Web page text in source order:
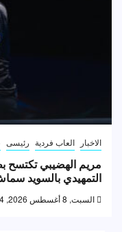
الاخبار العاب فردية رئيسى
مريم الهضيبي تكتسح
التمهيدي بالسويد
السبت, 8 أغسطس 2026, 9:54 م